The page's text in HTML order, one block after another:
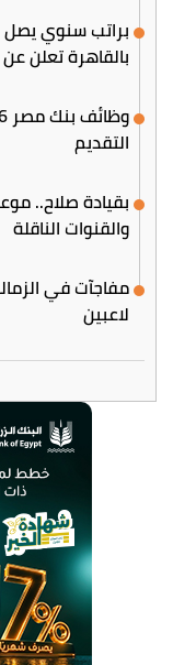
بالقاهرة تعلن
التقديم
بقيادة صلاح..
والقنوات الناقلة
لاعبين